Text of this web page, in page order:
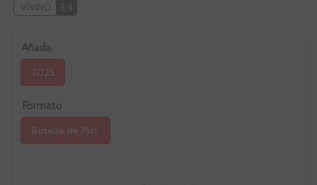
VIVINO 3,4
Añada
2025
Formato
Botella de 75cl.